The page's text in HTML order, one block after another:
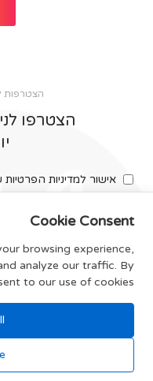
הצטרפות
הצטרפו
אישור למדיניות
Cookie Consent
browsing experience,
analyze our traffic. By
to our use of cookies.